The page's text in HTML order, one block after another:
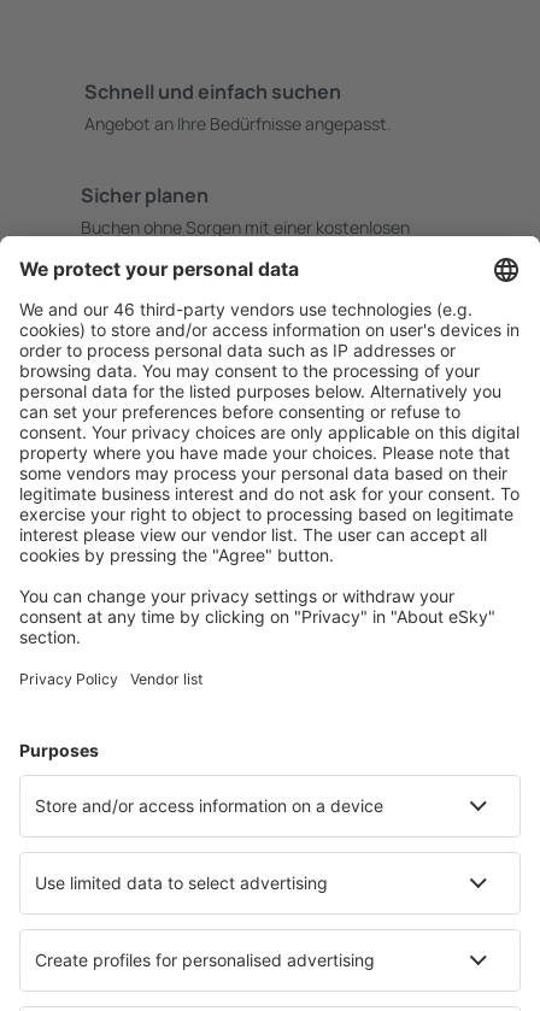
Schnell und einfach suchen
Angebot an Ihre Bedürfnisse angepasst.
Sicher planen
Buchen ohne Sorgen mit einer kostenlosen
Mehr sparen
Attraktive Preise und Spezialangebote für eingeloggte
Benutzer.
Unterkünfte, die Sie mögen
Wählen Sie aus über 1,3 Millionen Unterkünften: Hotels,
Hütten, Apartments und andere.
Hotels in Großbritannien - Beliebte Städte
Hotels in Edinburgh Hotels in Scarborough
Hotels in Newquay Hotels in St Andrews
Die besten Hotels - Städte